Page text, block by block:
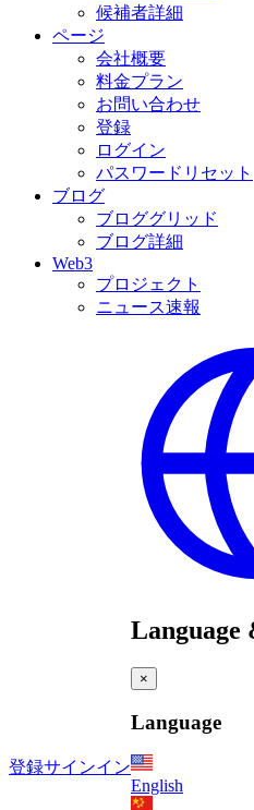
候補者詳細
ページ
会社概要
料金プラン
お問い合わせ
登録
ログイン
パスワードリセット
ブログ
ブロググリッド
ブログ詳細
Web3
プロジェクト
ニュース速報
登録サインイン
Language
×
Language
English